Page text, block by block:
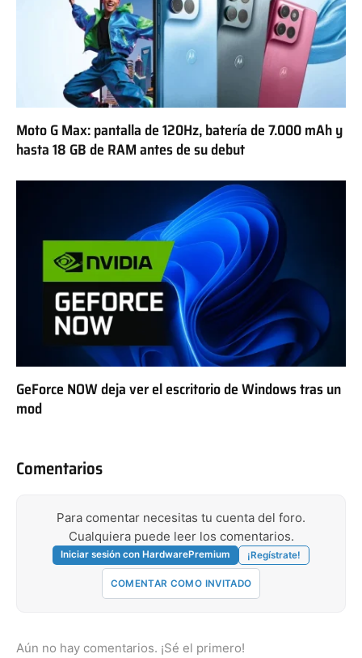
Moto G Max: pantalla de 120Hz, batería de 7.000 mAh y
hasta 18 GB de RAM antes de su debut
GeForce NOW deja ver el escritorio de Windows tras un
mod
Comentarios
Para comentar necesitas tu cuenta del foro.
Cualquiera puede leer los comentarios.
Iniciar sesión con HardwarePremium ¡Regístrate!
COMENTAR COMO INVITADO
Aún no hay comentarios. ¡Sé el primero!